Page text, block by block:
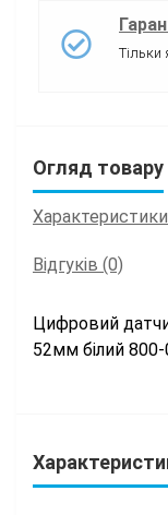
Тільки
Огляд товару
Характеристики
Відгуків (0)
Цифровий
52мм білий